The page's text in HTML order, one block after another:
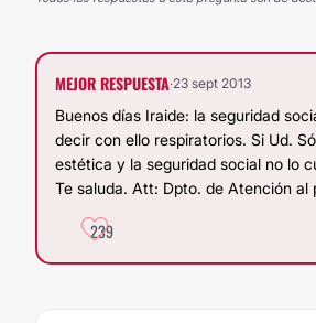
MEJOR RESPUESTA·23 sept 2013
Buenos días Iraide: la seguridad
decir con ello respiratorios. Si Ud.
estética y la seguridad social no lo
Te saluda. Att: Dpto. de Atención al
239